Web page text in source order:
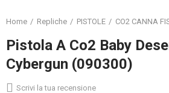
Home Repliche PISTOLE CO2 CANNA
Pistola A Co2 Baby
Cybergun (090300)
Scrivi la tua recensione